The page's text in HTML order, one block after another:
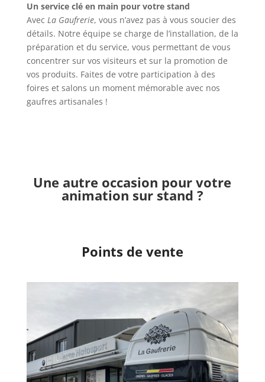
Un service clé en main pour votre stand
Avec La Gaufrerie, vous n’avez pas à vous soucier des
détails. Notre équipe se charge de l’installation, de la
préparation et du service, vous permettant de vous
concentrer sur vos visiteurs et sur la promotion de
vos produits. Faites de votre participation à des
foires et salons un moment mémorable avec nos
gaufres artisanales !
Une autre occasion pour votre
animation sur stand ?
Points de vente